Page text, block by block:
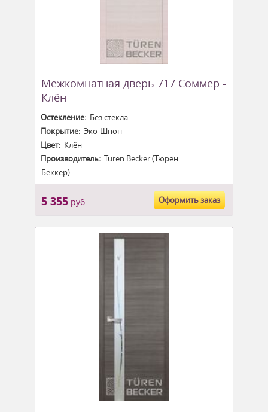
Межкомнатная дверь 717 Соммер -
Клён
Остекление:Без стекла
Покрытие:Эко-Шпон
Цвет:Клён
Производитель:Turen Becker (Тюрен
Беккер)
5 355руб. Оформить заказ